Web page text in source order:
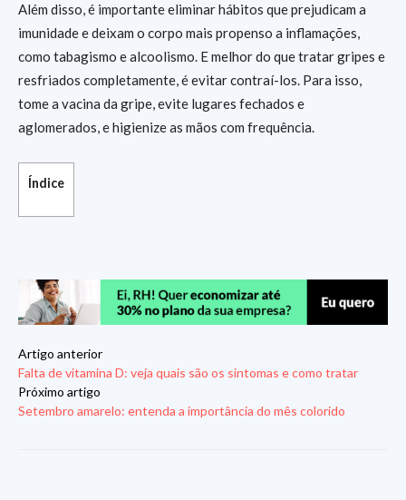
Além disso, é importante eliminar hábitos que prejudicam a
imunidade e deixam o corpo mais propenso a inflamações,
como tabagismo e alcoolismo. E melhor do que tratar gripes e
resfriados completamente, é evitar contraí-los. Para isso,
tome a vacina da gripe, evite lugares fechados e
aglomerados, e higienize as mãos com frequência.
Índice
Artigo anterior
Falta de vitamina D: veja quais são os sintomas e como tratar
Próximo artigo
Setembro amarelo: entenda a importância do mês colorido